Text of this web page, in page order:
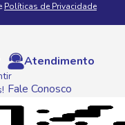
Políticas de Privacidade
Atendimento
Fale Conosco
WhatsApp